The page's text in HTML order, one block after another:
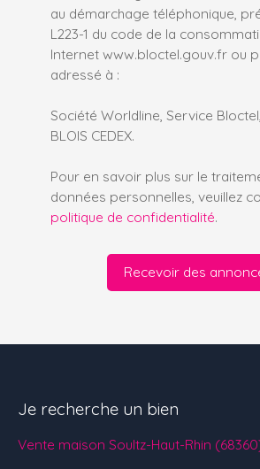
au démarchage téléphonique,
L223-1 du code de la
Internet www.bloctel.gouv.fr ou
adressé à :
Société Worldline, Service Bloctel,
BLOIS CEDEX.
Pour en savoir plus sur le
données personnelles, veuillez
politique de confidentialité.
Recevoir des
Je recherche un bien
Vente maison Soultz-Haut-Rhin